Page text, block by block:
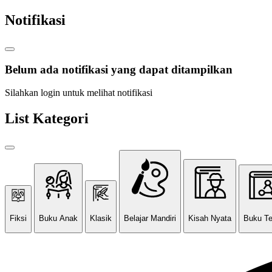
Notifikasi
Belum ada notifikasi yang dapat ditampilkan
Silahkan login untuk melihat notifikasi
List Kategori
Fiksi Buku Anak Klasik Belajar Mandiri Kisah Nyata Buku